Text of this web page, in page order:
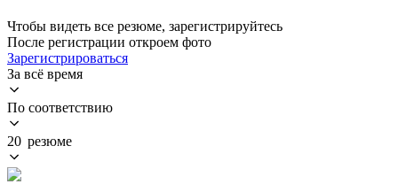
Чтобы видеть все резюме, зарегистрируйтесь
После регистрации откроем фото
Зарегистрироваться
За всё время
По соответствию
20 резюме